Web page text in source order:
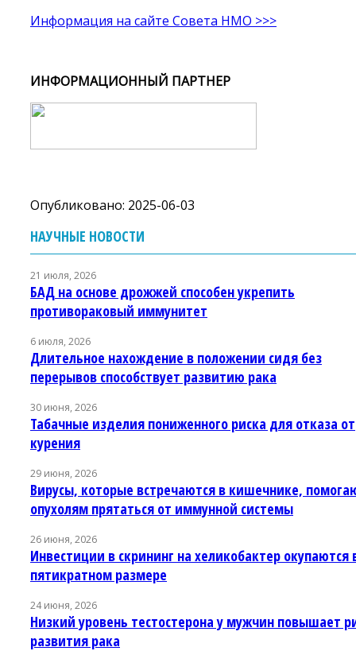
Информация на сайте Совета НМО >>>
ИНФОРМАЦИОННЫЙ ПАРТНЕР
Опубликовано: 2025-06-03
НАУЧНЫЕ НОВОСТИ
21 июля, 2026
БАД на основе дрожжей способен укрепить
противораковый иммунитет
6 июля, 2026
Длительное нахождение в положении сидя без
перерывов способствует развитию рака
30 июня, 2026
Табачные изделия пониженного риска для отказа от
курения
29 июня, 2026
Вирусы, которые встречаются в кишечнике,
опухолям прятаться от иммунной системы
26 июня, 2026
Инвестиции в скрининг на хеликобактер окупаются
пятикратном размере
24 июня, 2026
Низкий уровень тестостерона у мужчин повышает
развития рака